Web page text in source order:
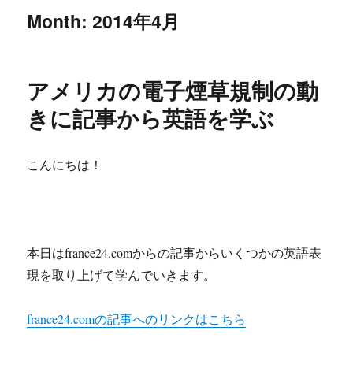
Month:2014年4月
アメリカの電子煙草規制の動
きに記事から英語を学ぶ
こんにちは！
本日はfrance24.comからの記事からいくつかの英語表
現を取り上げて学んでいきます。
france24.comの記事へのリンクはこちら